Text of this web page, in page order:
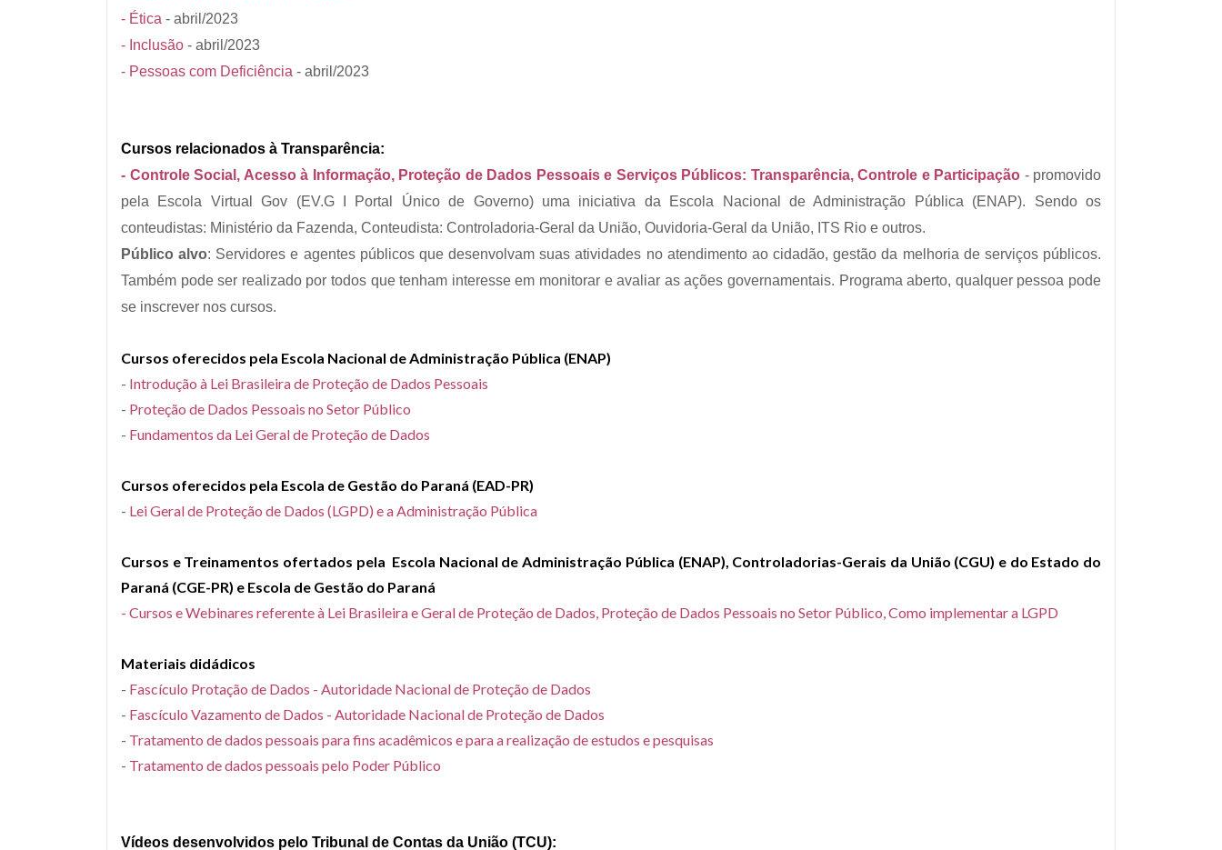
- Ética - abril/2023
- Inclusão - abril/2023
- Pessoas com Deficiência - abril/2023
Cursos relacionados à Transparência:
- Controle Social, Acesso à Informação, Proteção de Dados Pessoais e Serviços Públicos: Transparência, Controle e Participação - promovido
pela Escola Virtual Gov (EV.G I Portal Único de Governo) uma iniciativa da Escola Nacional de Administração Pública (ENAP). Sendo os
conteudistas: Ministério da Fazenda, Conteudista: Controladoria-Geral da União, Ouvidoria-Geral da União, ITS Rio e outros.
Público alvo: Servidores e agentes públicos que desenvolvam suas atividades no atendimento ao cidadão, gestão da melhoria de serviços públicos.
Também pode ser realizado por todos que tenham interesse em monitorar e avaliar as ações governamentais. Programa aberto, qualquer pessoa pode
se inscrever nos cursos.
Cursos oferecidos pela Escola Nacional de Administração Pública (ENAP)
- Introdução à Lei Brasileira de Proteção de Dados Pessoais
- Proteção de Dados Pessoais no Setor Público
- Fundamentos da Lei Geral de Proteção de Dados
Cursos oferecidos pela Escola de Gestão do Paraná (EAD-PR)
- Lei Geral de Proteção de Dados (LGPD) e a Administração Pública
Cursos e Treinamentos ofertados pela Escola Nacional de Administração Pública (ENAP), Controladorias-Gerais da União (CGU) e do Estado do
Paraná (CGE-PR) e Escola de Gestão do Paraná
- Cursos e Webinares referente à Lei Brasileira e Geral de Proteção de Dados, Proteção de Dados Pessoais no Setor Público, Como implementar a LGPD
Materiais didádicos
- Fascículo Protação de Dados - Autoridade Nacional de Proteção de Dados
- Fascículo Vazamento de Dados - Autoridade Nacional de Proteção de Dados
- Tratamento de dados pessoais para fins acadêmicos e para a realização de estudos e pesquisas
- Tratamento de dados pessoais pelo Poder Público
Vídeos desenvolvidos pelo Tribunal de Contas da União (TCU):